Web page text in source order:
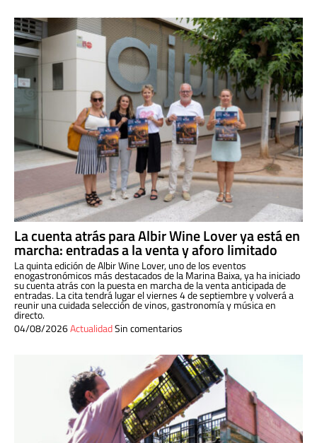
La cuenta atrás para Albir Wine Lover ya está en
marcha: entradas a la venta y aforo limitado
La quinta edición de Albir Wine Lover, uno de los eventos
enogastronómicos más destacados de la Marina Baixa, ya ha iniciado
su cuenta atrás con la puesta en marcha de la venta anticipada de
entradas. La cita tendrá lugar el viernes 4 de septiembre y volverá a
reunir una cuidada selección de vinos, gastronomía y música en
directo.
04/08/2026ActualidadSin comentarios